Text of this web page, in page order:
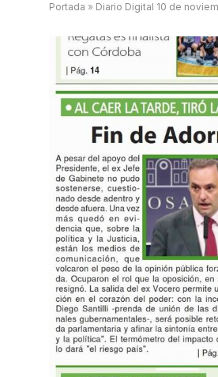
Portada » Diario Digital 10 de